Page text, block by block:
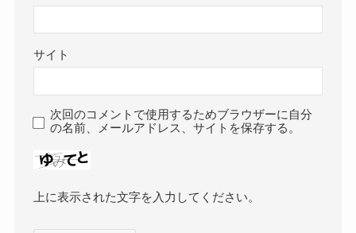
サイト
次回のコメントで使用するためブラウザーに自分
の名前、メールアドレス、サイトを保存する。
上に表示された文字を入力してください。